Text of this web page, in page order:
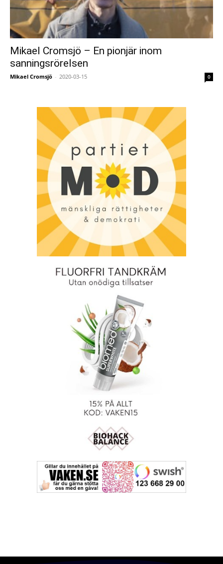
Mikael Cromsjö – En pionjär inom
sanningsrörelsen
Mikael Cromsjö - 2020-03-15 0